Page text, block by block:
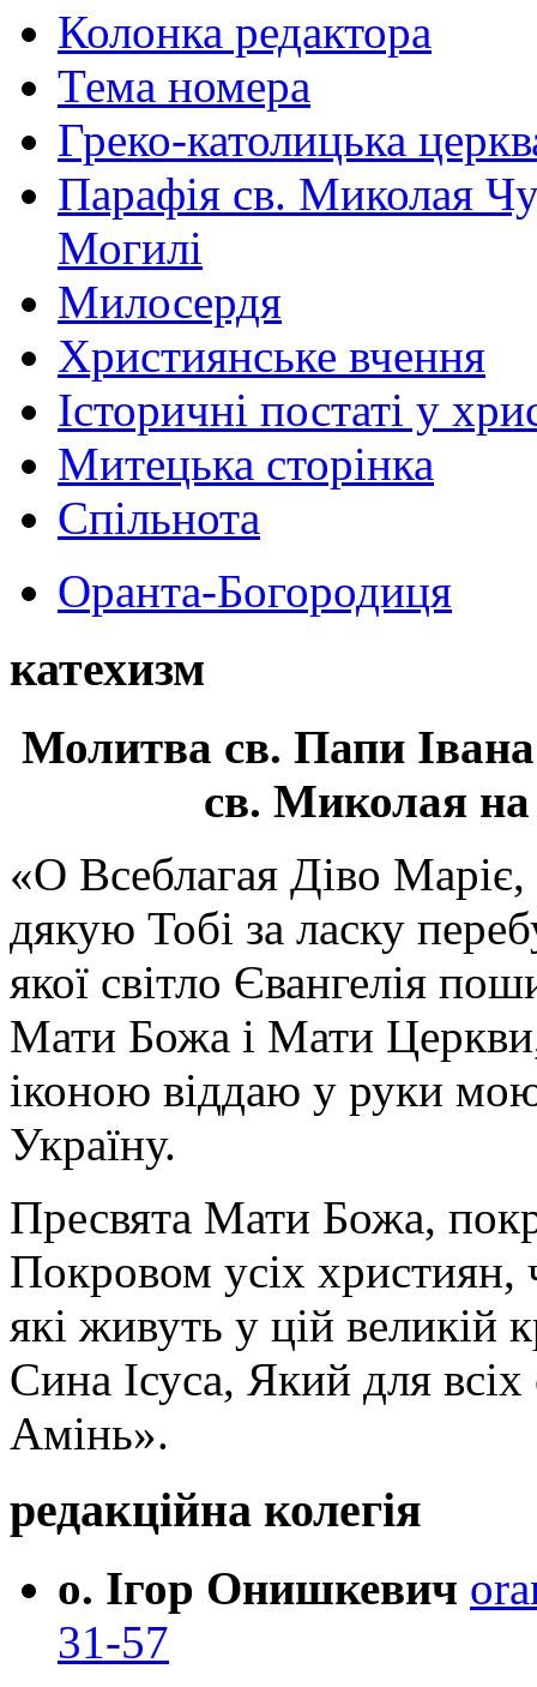
Колонка редактора
Тема номера
Греко-католицька
Парафія св. Миколая
Могилі
Милосердя
Християнське вчення
Історичні постаті у
Митецька сторінка
Спільнота
Оранта-Богородиця
катехизм
Молитва св. Папи
св. Миколая на
«О Всеблагая Діво
дякую Тобі за ласку
якої світло Євангелія
Мати Божа і Мати
іконою віддаю у руки
Україну.
Пресвята Мати Божа,
Покровом усіх християн,
які живуть у цій великій
Сина Ісуса, Який для
Амінь».
редакційна колегія
о. Ігор Онишкевич
31-57